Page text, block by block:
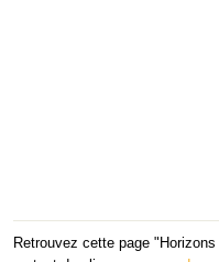
Retrouvez cette page